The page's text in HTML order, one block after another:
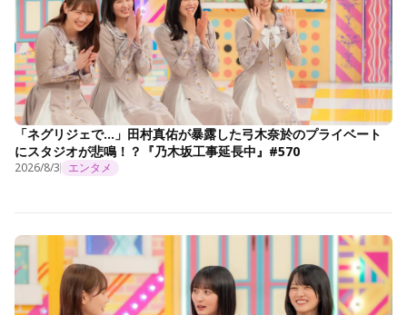
「ネグリジェで…」田村真佑が暴露した弓木奈於のプライベート
にスタジオが悲鳴！？『乃木坂工事延長中』#570
2026/8/3 エンタメ